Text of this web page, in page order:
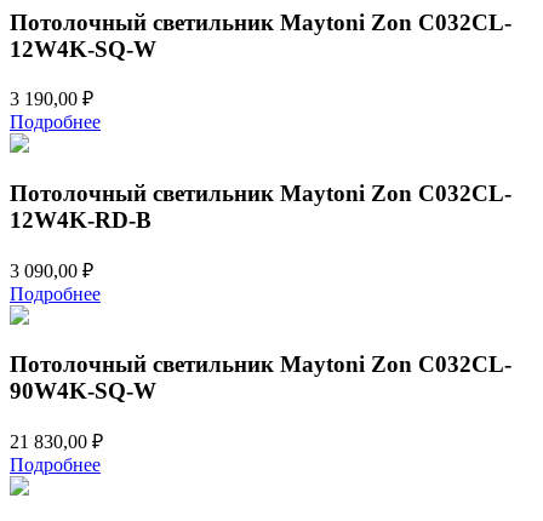
Потолочный светильник Maytoni Zon C032CL-
12W4K-SQ-W
3 190,00 ₽
Подробнее
Потолочный светильник Maytoni Zon C032CL-
12W4K-RD-B
3 090,00 ₽
Подробнее
Потолочный светильник Maytoni Zon C032CL-
90W4K-SQ-W
21 830,00 ₽
Подробнее